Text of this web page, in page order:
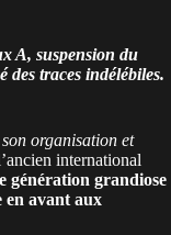
A, suspension du
traces indélébiles.
organisation et
international
génération grandiose
en avant aux